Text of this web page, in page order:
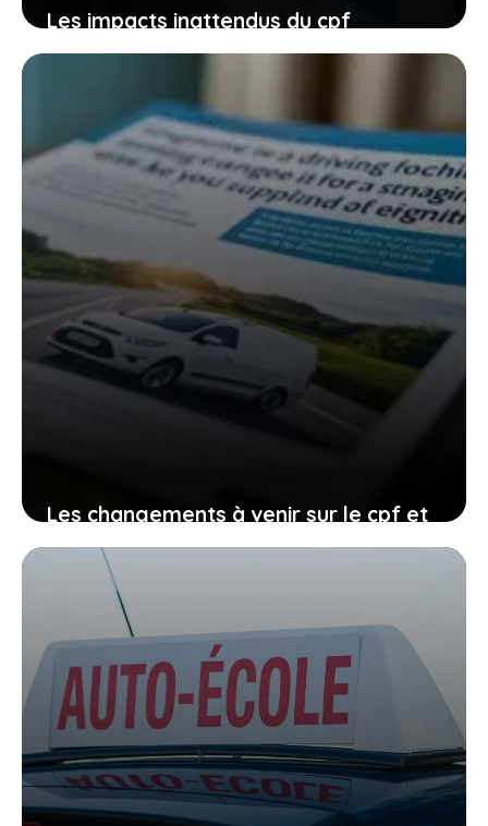
Les impacts inattendus du cpf
restreint aux demandeurs d’emploi sur
conduite
27 janvier 2026
Les changements à venir sur le cpf et
le permis de conduire, comment vous
organiser avant qu’il ne soit trop tard
27 janvier 2026